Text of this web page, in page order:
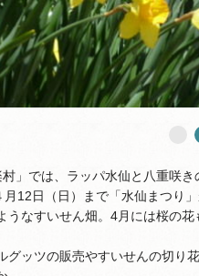
」では、ラッパ水仙と八重咲き
12日（日）まで「水仙まつり」
なすいせん畑。4月には桜の花
グッツの販売やすいせんの切